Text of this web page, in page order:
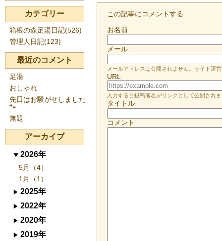
この記事にコメントする
お名前
メール
メールアドレスは公開されません。サイト運
URL
入力すると投稿者名がリンクとして公開され
タイトル
コメント
カテゴリー
箱根の森足湯日記(526)
管理人日記(123)
最近のコメント
足湯
おしゃれ
先日はお騒がせしました
🐾
無題
アーカイブ
2026年
5月（4）
1月（1）
2025年
2022年
2020年
2019年